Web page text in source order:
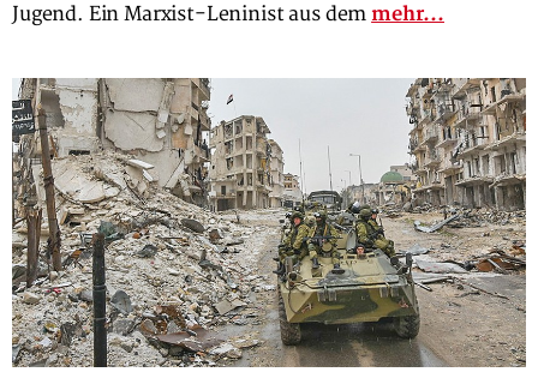
Jugend. Ein Marxist-Leninist aus demmehr...